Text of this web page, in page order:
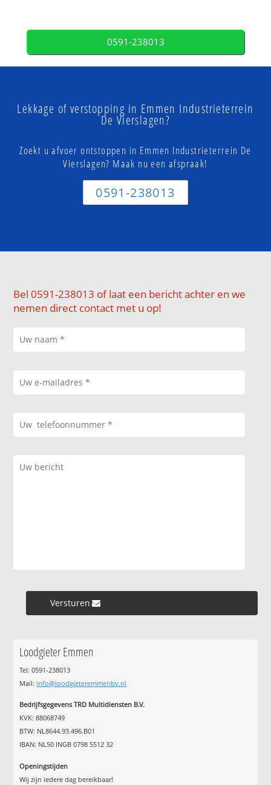
0591-238013
Lekkage of verstopping in Emmen Industrieterrein
De Vierslagen?
Zoekt u afvoer ontstoppen in Emmen Industrieterrein De
Vierslagen? Maak nu een afspraak!
0591-238013
Bel 0591-238013 of laat een bericht achter en we
nemen direct contact met u op!
Versturen »
Loodgieter Emmen
Tel: 0591-238013
Mail: info@loodgieteremmenbv.nl
Bedrijfsgegevens TRD Multidiensten B.V.
KVK: 88068749
BTW: NL8644.93.496.B01
IBAN: NL50 INGB 0798 5512 32
Openingstijden
Wij zijn iedere dag bereikbaar!